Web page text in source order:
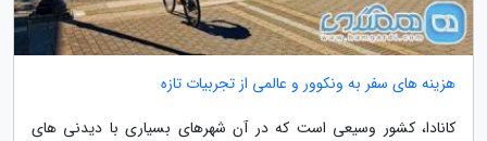
هزینه های سفر به ونکوور و عالمی از تجربیات تازه
کانادا، کشور وسیعی است که در آن شهرهای بسیاری با دیدنی های